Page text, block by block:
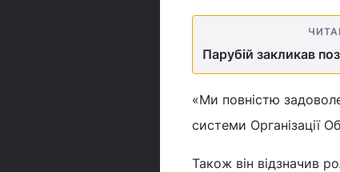
Парубій закликав
«Ми повністю
системи Організації
Також він відзначив